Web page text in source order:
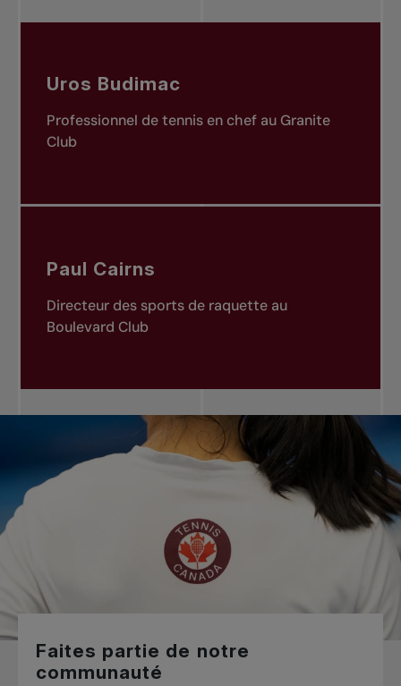
Uros Budimac
Professionnel de tennis en chef au Granite
Club
Paul Cairns
Directeur des sports de raquette au
Boulevard Club
Faites partie de notre
communauté